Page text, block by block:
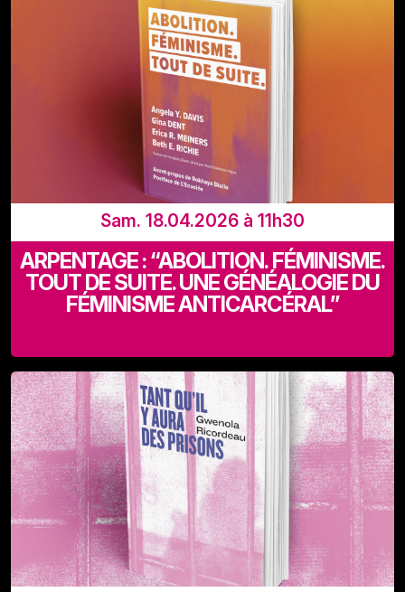
Départ Recyclart (Rue de Manchester 13-15 - 1080
Bruxelles)
Sam. 18.04.2026 à 11h30
ARPENTAGE : “ABOLITION. FÉMINISME.
TOUT DE SUITE. UNE GÉNÉALOGIE DU
FÉMINISME ANTICARCÉRAL”
Recyclart (Rue de Manchester 13-15 - 1080 Bruxelles)